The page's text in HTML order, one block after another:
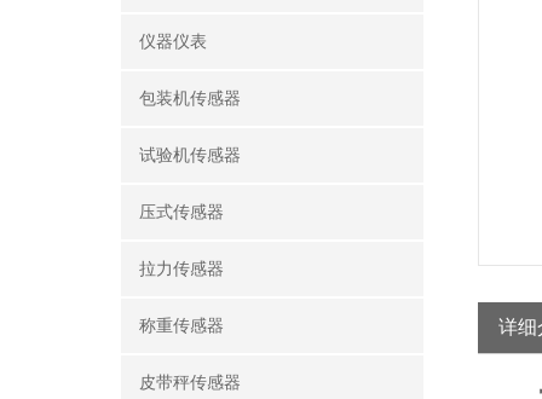
仪器仪表
包装机传感器
试验机传感器
压式传感器
拉力传感器
称重传感器
皮带秤传感器
详细